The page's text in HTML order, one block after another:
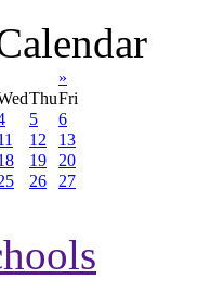
»
ThuFri
5
6
12
13
19
20
26
27